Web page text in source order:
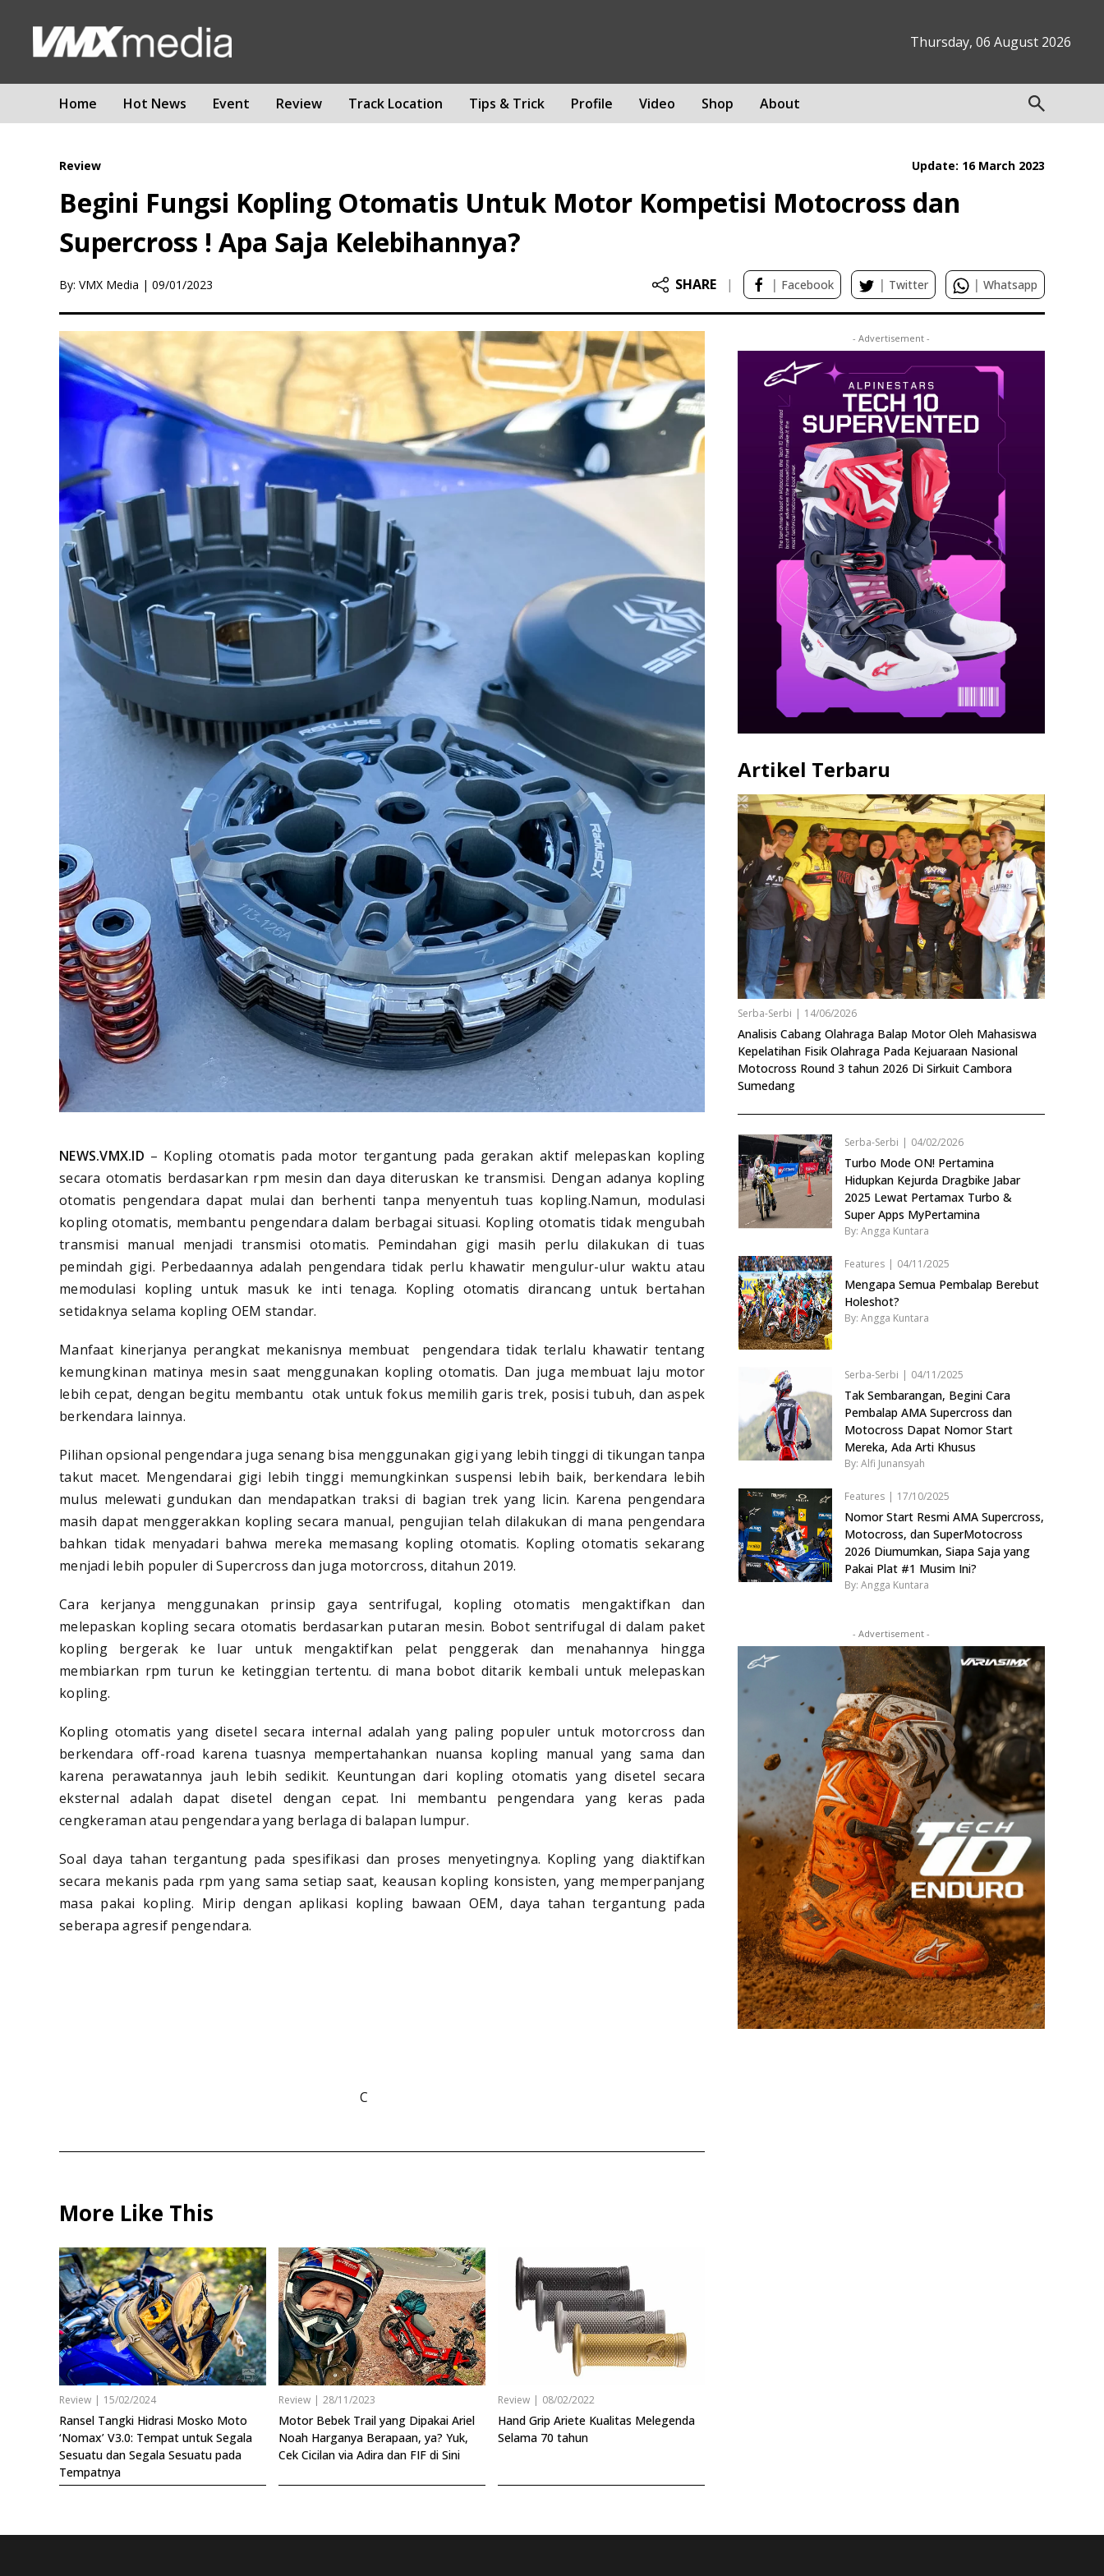
Thursday, 06 August 2026
Home Hot News Event Review Track Location Tips & Trick Profile Video Shop About
Review Update: 16 March 2023
Begini Fungsi Kopling Otomatis Untuk Motor Kompetisi Motocross dan
Supercross ! Apa Saja Kelebihannya?
By: VMX Media | 09/01/2023 SHARE | | Facebook | Twitter | Whatsapp
NEWS.VMX.ID – Kopling otomatis pada motor tergantung pada gerakan aktif melepaskan kopling
secara otomatis berdasarkan rpm mesin dan daya diteruskan ke transmisi. Dengan adanya kopling
otomatis pengendara dapat mulai dan berhenti tanpa menyentuh tuas kopling.Namun, modulasi
kopling otomatis, membantu pengendara dalam berbagai situasi. Kopling otomatis tidak mengubah
transmisi manual menjadi transmisi otomatis. Pemindahan gigi masih perlu dilakukan di tuas
pemindah gigi. Perbedaannya adalah pengendara tidak perlu khawatir mengulur-ulur waktu atau
memodulasi kopling untuk masuk ke inti tenaga. Kopling otomatis dirancang untuk bertahan
setidaknya selama kopling OEM standar.
Manfaat kinerjanya perangkat mekanisnya membuat pengendara tidak terlalu khawatir tentang
kemungkinan matinya mesin saat menggunakan kopling otomatis. Dan juga membuat laju motor
lebih cepat, dengan begitu membantu otak untuk fokus memilih garis trek, posisi tubuh, dan aspek
berkendara lainnya.
Pilihan opsional pengendara juga senang bisa menggunakan gigi yang lebih tinggi di tikungan tanpa
takut macet. Mengendarai gigi lebih tinggi memungkinkan suspensi lebih baik, berkendara lebih
mulus melewati gundukan dan mendapatkan traksi di bagian trek yang licin. Karena pengendara
masih dapat menggerakkan kopling secara manual, pengujian telah dilakukan di mana pengendara
bahkan tidak menyadari bahwa mereka memasang kopling otomatis. Kopling otomatis sekarang
menjadi lebih populer di Supercross dan juga motorcross, ditahun 2019.
Cara kerjanya menggunakan prinsip gaya sentrifugal, kopling otomatis mengaktifkan dan
melepaskan kopling secara otomatis berdasarkan putaran mesin. Bobot sentrifugal di dalam paket
kopling bergerak ke luar untuk mengaktifkan pelat penggerak dan menahannya hingga
membiarkan rpm turun ke ketinggian tertentu. di mana bobot ditarik kembali untuk melepaskan
kopling.
Kopling otomatis yang disetel secara internal adalah yang paling populer untuk motorcross dan
berkendara off-road karena tuasnya mempertahankan nuansa kopling manual yang sama dan
karena perawatannya jauh lebih sedikit. Keuntungan dari kopling otomatis yang disetel secara
eksternal adalah dapat disetel dengan cepat. Ini membantu pengendara yang keras pada
cengkeraman atau pengendara yang berlaga di balapan lumpur.
Soal daya tahan tergantung pada spesifikasi dan proses menyetingnya. Kopling yang diaktifkan
secara mekanis pada rpm yang sama setiap saat, keausan kopling konsisten, yang memperpanjang
masa pakai kopling. Mirip dengan aplikasi kopling bawaan OEM, daya tahan tergantung pada
seberapa agresif pengendara.
C
More Like This
Review | 15/02/2024
Ransel Tangki Hidrasi Mosko Moto
‘Nomax’ V3.0: Tempat untuk Segala
Sesuatu dan Segala Sesuatu pada
Tempatnya
Review | 28/11/2023
Motor Bebek Trail yang Dipakai Ariel
Noah Harganya Berapaan, ya? Yuk,
Cek Cicilan via Adira dan FIF di Sini
Review | 08/02/2022
Hand Grip Ariete Kualitas Melegenda
Selama 70 tahun
- Advertisement -
Artikel Terbaru
Serba-Serbi | 14/06/2026
Analisis Cabang Olahraga Balap Motor Oleh Mahasiswa
Kepelatihan Fisik Olahraga Pada Kejuaraan Nasional
Motocross Round 3 tahun 2026 Di Sirkuit Cambora
Sumedang
Serba-Serbi | 04/02/2026
Turbo Mode ON! Pertamina
Hidupkan Kejurda Dragbike Jabar
2025 Lewat Pertamax Turbo &
Super Apps MyPertamina
By: Angga Kuntara
Features | 04/11/2025
Mengapa Semua Pembalap Berebut
Holeshot?
By: Angga Kuntara
Serba-Serbi | 04/11/2025
Tak Sembarangan, Begini Cara
Pembalap AMA Supercross dan
Motocross Dapat Nomor Start
Mereka, Ada Arti Khusus
By: Alfi Junansyah
Features | 17/10/2025
Nomor Start Resmi AMA Supercross,
Motocross, dan SuperMotocross
2026 Diumumkan, Siapa Saja yang
Pakai Plat #1 Musim Ini?
By: Angga Kuntara
- Advertisement -